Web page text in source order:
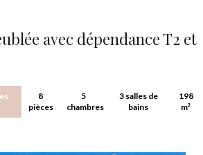
avec dépendance T2 et
8
pièces
5
chambres
3 salles de
bains
198
m²